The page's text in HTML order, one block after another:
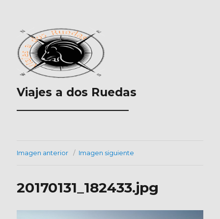
Viajes a dos Ruedas
___________________
Imagen anterior Imagen siguiente
20170131_182433.jpg